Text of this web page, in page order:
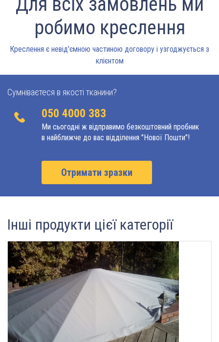
робимо креслення
Креслення є невід'ємною частиною договору і узгоджується з
клієнтом
Сумніваєтеся в якості тканини?
050 4000 383
Ми сьогодні ж відправимо безкоштовний пробник
в найближче до вас відділення "Нової Пошти"!
Отримати зразки
Інші продукти цієї категорії